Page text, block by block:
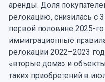
аренды. Доля
релокацию, снизилась с
первой половине 2025-
иммиграционные
релокации 2022–2023
«вторые дома» и
таких приобретений в